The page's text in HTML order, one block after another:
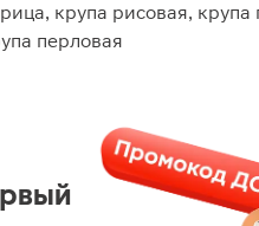
крупа рисовая, крупа
перловая